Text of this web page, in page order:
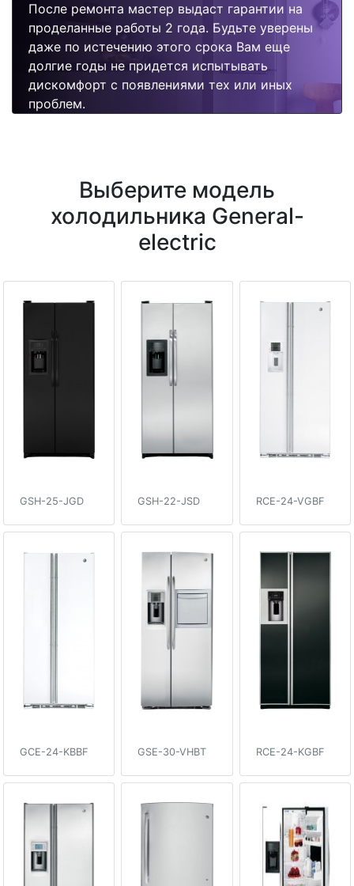
После ремонта мастер выдаст гарантии на
проделанные работы 2 года. Будьте уверены
даже по истечению этого срока Вам еще
долгие годы не придется испытывать
дискомфорт с появлениями тех или иных
проблем.
Выберите модель
холодильника General-
electric
GSH-25-JGD GSH-22-JSD RCE-24-VGBF
GCE-24-KBBF GSE-30-VHBT RCE-24-KGBF